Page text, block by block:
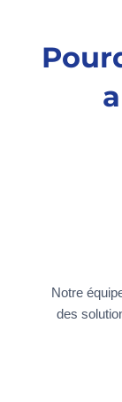
Notre
des